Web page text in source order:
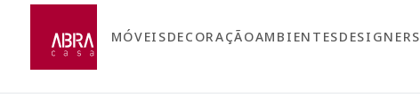
MÓVEISDECORAÇÃOAMBIENTESDESIGNERS